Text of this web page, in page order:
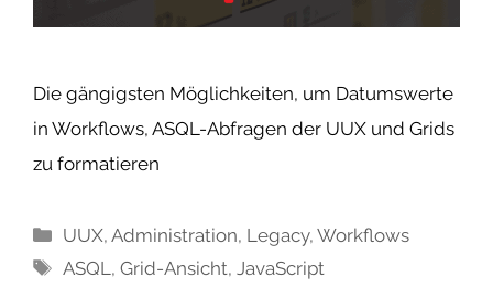
Die gängigsten Möglichkeiten, um Datumswerte
in Workflows, ASQL-Abfragen der UUX und Grids
zu formatieren
Kategorien
UUX,Administration, Legacy,Workflows
Schlagwörter
ASQL ,Grid-Ansicht,JavaScript